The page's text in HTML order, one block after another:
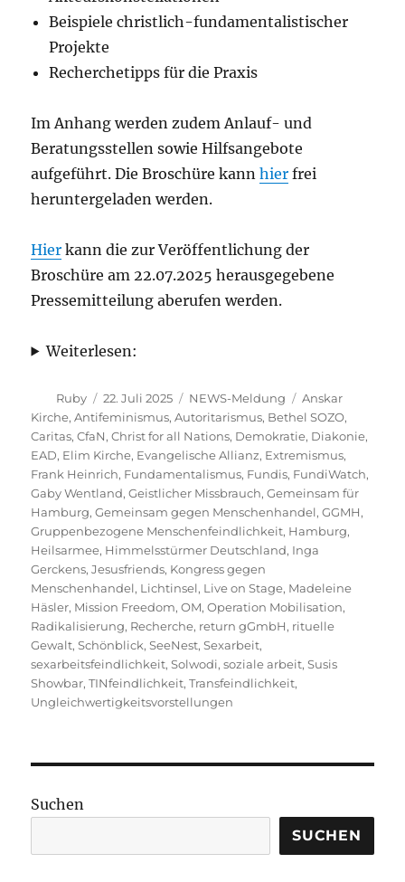
Beispiele christlich-fundamentalistischer
Projekte
Recherchetipps für die Praxis
Im Anhang werden zudem Anlauf- und
Beratungsstellen sowie Hilfsangebote
aufgeführt. Die Broschüre kannhier frei
heruntergeladen werden.
Hier kann die zur Veröffentlichung der
Broschüre am 22.07.2025 herausgegebene
Pressemitteilung aberufen werden.
Weiterlesen:
Autor
Ruby
Veröffentlicht
am
22. Juli 2025 Kategorien
NEWS-Meldung Schlagwörter
Anskar
Kirche,Antifeminismus,Autoritarismus, Bethel SOZO,
Caritas,CfaN,Christ for all Nations, Demokratie, Diakonie,
EAD, Elim Kirche, Evangelische Allianz, Extremismus,
Frank Heinrich, Fundamentalismus, Fundis, FundiWatch,
Gaby Wentland,Geistlicher Missbrauch,Gemeinsam für
Hamburg,Gemeinsam gegen Menschenhandel,GGMH,
Gruppenbezogene Menschenfeindlichkeit, Hamburg,
Heilsarmee, Himmelsstürmer Deutschland, Inga
Gerckens,Jesusfriends, Kongress gegen
Menschenhandel, Lichtinsel, Live on Stage, Madeleine
Häsler, Mission Freedom,OM,Operation Mobilisation,
Radikalisierung, Recherche, return gGmbH, rituelle
Gewalt,Schönblick,SeeNest,Sexarbeit,
sexarbeitsfeindlichkeit,Solwodi,soziale arbeit,Susis
Showbar,TINfeindlichkeit,Transfeindlichkeit,
Ungleichwertigkeitsvorstellungen
Suchen
SUCHEN